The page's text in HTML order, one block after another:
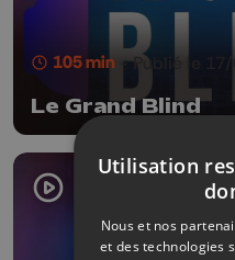
105 min - Publié le 17/
Le Grand Blind
Utilisation
Nous et nos
et des technologies